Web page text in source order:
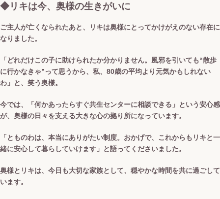
◆リキは今、奥様の生きがいに
ご主人が亡くなられたあと、リキは奥様にとってかけがえのない存在に
なりました。
「どれだけこの子に助けられたか分かりません。風邪を引いても“散歩
に行かなきゃ”って思うから、私、80歳の平均より元気かもしれない
わ」と、笑う奥様。
今では、「何かあったらすぐ共生センターに相談できる」という安心感
が、奥様の日々を支える大きな心の拠り所になっています。
「とものわは、本当にありがたい制度。おかげで、これからもリキと一
緒に安心して暮らしていけます」と語ってくださいました。
奥様とリキは、今日も大切な家族として、穏やかな時間を共に過ごして
います。